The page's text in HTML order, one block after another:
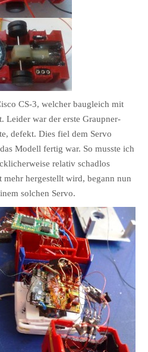
CS-3, welcher baugleich mit
Leider war der erste Graupner-
defekt. Dies fiel dem Servo
Modell fertig war. So musste ich
relativ schadlos
hergestellt wird, begann nun
solchen Servo.